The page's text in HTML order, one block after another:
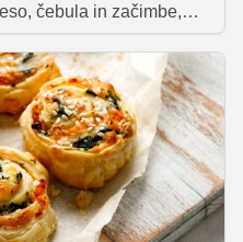
čebula in začimbe,
in kuhani v slastni
okusa, je dobro poznati
ki jih je pri pripravi